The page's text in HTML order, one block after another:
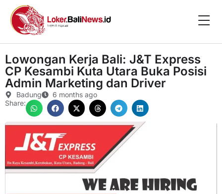
Lowongan Kerja Bali: J&T Express
CP Kesambi Kuta Utara Buka Posisi
Admin Marketing dan Driver
Badung
6 months ago
Share: